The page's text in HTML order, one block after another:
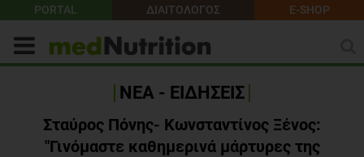
PORTAL ΔΙΑΙΤΟΛΟΓΟΣ E-SHOP
ΝΕΑ - ΕΙΔΗΣΕΙΣ
Σταύρος Πόνης- Κωνσταντίνος Ξένος:
"Γινόμαστε καθημερινά μάρτυρες της